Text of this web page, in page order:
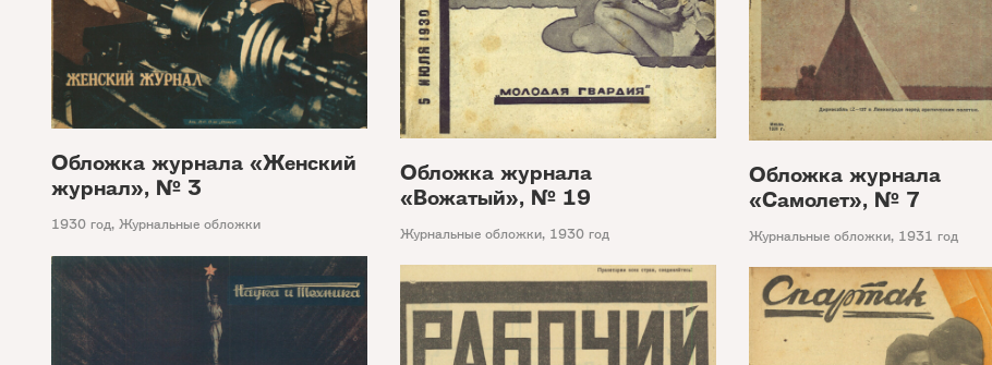
Обложка журнала «Женский
журнал», № 3
1930 год, Журнальные обложки
Обложка журнала
«Вожатый», № 19
Журнальные обложки, 1930 год
Обложка журнала
«Самолет», № 7
Журнальные обложки, 1931 год